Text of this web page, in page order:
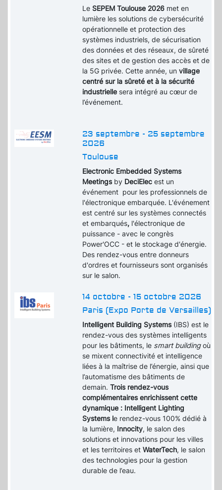
Le SEPEM Toulouse 2026 met en
lumière les solutions de cybersécurité
opérationnelle et protection des
systèmes industriels, de sécurisation
des données et des réseaux, de sûreté
des sites et de gestion des accès et de
la 5G privée. Cette année, unvillage
centré sur la sûreté et à la sécurité
industrielle sera intégré au cœur de
l’événement.
23 septembre - 25 septembre
2026
Toulouse
Electronic Embedded Systems
Meetingsby DeciElecest un
événement pour les professionnels de
l'électronique embarquée. L'événement
est centré sur les systèmes connectés
et embarqués, l'électronique de
puissance - avec le congrès
Power'OCC - et le stockage d'énergie.
Des rendez-vous entre donneurs
d'ordres et fournisseurs sont organisés
sur le salon.
14 octobre - 15 octobre 2026
Paris (Expo Porte de Versailles)
Intelligent Building Systems(IBS) est le
rendez-vous des systèmes intelligents
pour les bâtiments, le smart buildingoù
se mixent connectivité et intelligence
liées à la maîtrise de l’énergie, ainsi que
l’automatisme des bâtiments de
demain.Trois rendez-vous
complémentaires enrichissent cette
dynamique : Intelligent Lighting
Systems le rendez-vous 100% dédié à
la lumière, Innocity, le salon des
solutions et innovations pour les villes
et les territoires etWaterTech, le salon
des technologies pour la gestion
durable de l’eau.